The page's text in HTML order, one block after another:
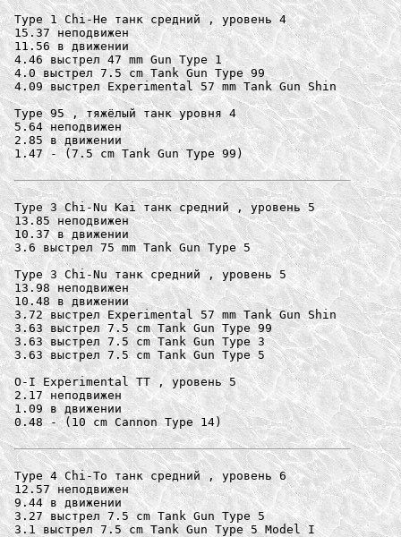
Type 1 Chi-He танк средний , уровень 4
15.37 неподвижен
11.56 в движении
4.46 выстрел 47 mm Gun Type 1
4.0 выстрел 7.5 cm Tank Gun Type 99
4.09 выстрел Experimental 57 mm Tank Gun Shin
Type 95 , тяжёлый танк уровня 4
5.64 неподвижен
2.85 в движении
1.47 - (7.5 cm Tank Gun Type 99)
Type 3 Chi-Nu Kai танк средний , уровень 5
13.85 неподвижен
10.37 в движении
3.6 выстрел 75 mm Tank Gun Type 5
Type 3 Chi-Nu танк средний , уровень 5
13.98 неподвижен
10.48 в движении
3.72 выстрел Experimental 57 mm Tank Gun Shin
3.63 выстрел 7.5 cm Tank Gun Type 99
3.63 выстрел 7.5 cm Tank Gun Type 3
3.63 выстрел 7.5 cm Tank Gun Type 5
O-I Experimental ТТ , уровень 5
2.17 неподвижен
1.09 в движении
0.48 - (10 cm Cannon Type 14)
Type 4 Chi-To танк средний , уровень 6
12.57 неподвижен
9.44 в движении
3.27 выстрел 7.5 cm Tank Gun Type 5
3.1 выстрел 7.5 cm Tank Gun Type 5 Model I